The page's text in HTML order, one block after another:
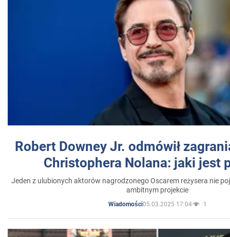
Robert Downey Jr. odmówił
Christophera Nolana: jaki jest
Jeden z ulubionych aktorów nagrodzonego Oscarem reżysera nie
ambitnym projekcie
Wiadomości05.03.2025 17:04 1